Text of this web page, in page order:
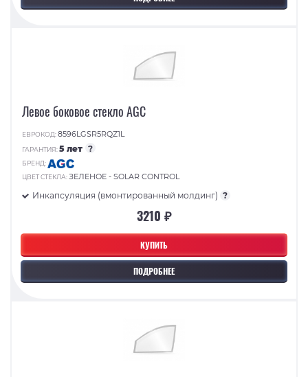
КУПИТЬ
ПОДРОБНЕЕ
Левое боковое стекло AGC
ЕВРОКОД:8596LGSR5RQZ1L
ГАРАНТИЯ:5 лет ?
БРЕНД:
ЦВЕТ СТЕКЛА:ЗЕЛЕНОЕ - SOLAR CONTROL
Инкапсуляция (вмонтированный молдинг) ?
3210 ₽